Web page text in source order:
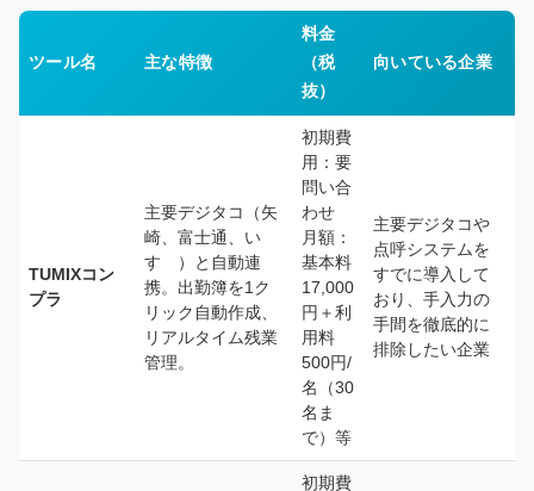
ツール名 主な特徴
料金
（税
抜）
向いている企業
TUMIXコン
プラ
主要デジタコ（矢
崎、富士通、い
すゞ）と自動連
携。出勤簿を1ク
リック自動作成、
リアルタイム残業
管理。
初期費
用：要
問い合
わせ
月額：
基本料
17,000
円＋利
用料
500円/
名（30
名ま
で）等
主要デジタコや
点呼システムを
すでに導入して
おり、手入力の
手間を徹底的に
排除したい企業
初期費